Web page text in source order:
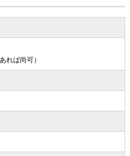
れば尚可）